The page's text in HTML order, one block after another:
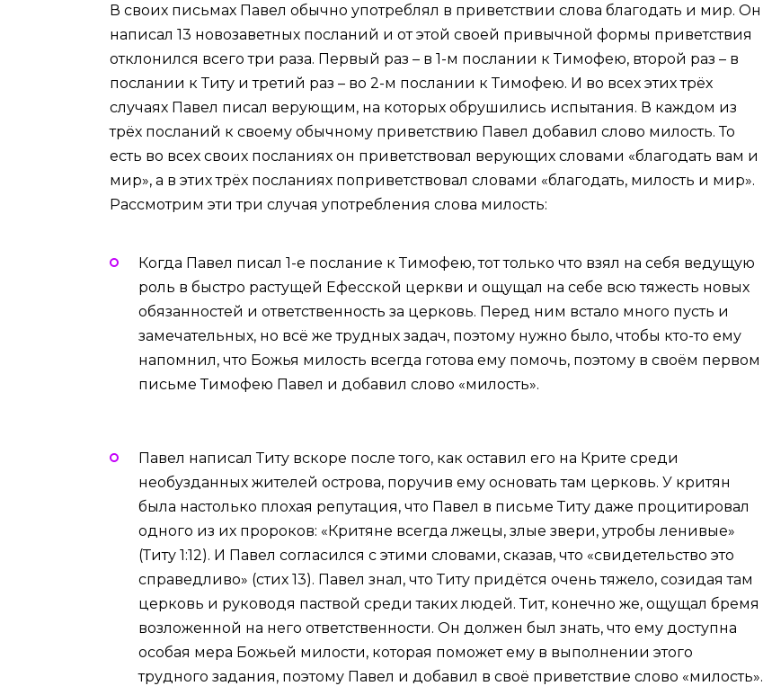
В своих письмах Павел обычно употреблял в приветствии слова благодать и мир. Он
написал 13 новозаветных посланий и от этой своей привычной формы приветствия
отклонился всего три раза. Первый раз – в 1-м послании к Тимофею, второй раз – в
послании к Титу и третий раз – во 2-м послании к Тимофею. И во всех этих трёх
случаях Павел писал верующим, на которых обрушились испытания. В каждом из
трёх посланий к своему обычному приветствию Павел добавил слово милость. То
есть во всех своих посланиях он приветствовал верующих словами «благодать вам и
мир», а в этих трёх посланиях поприветствовал словами «благодать, милость и мир».
Рассмотрим эти три случая употребления слова милость:
Когда Павел писал 1-е послание к Тимофею, тот только что взял на себя ведущую
роль в быстро растущей Ефесской церкви и ощущал на себе всю тяжесть новых
обязанностей и ответственность за церковь. Перед ним встало много пусть и
замечательных, но всё же трудных задач, поэтому нужно было, чтобы кто-то ему
напомнил, что Божья милость всегда готова ему помочь, поэтому в своём первом
письме Тимофею Павел и добавил слово «милость».
Павел написал Титу вскоре после того, как оставил его на Крите среди
необузданных жителей острова, поручив ему основать там церковь. У критян
была настолько плохая репутация, что Павел в письме Титу даже процитировал
одного из их пророков: «Критяне всегда лжецы, злые звери, утробы ленивые»
(Титу 1:12). И Павел согласился с этими словами, сказав, что «свидетельство это
справедливо» (стих 13). Павел знал, что Титу придётся очень тяжело, созидая там
церковь и руководя паствой среди таких людей. Тит, конечно же, ощущал бремя
возложенной на него ответственности. Он должен был знать, что ему доступна
особая мера Божьей милости, которая поможет ему в выполнении этого
трудного задания, поэтому Павел и добавил в своё приветствие слово «милость».